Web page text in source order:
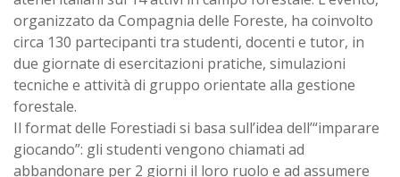
organizzato da Compagnia delle Foreste, ha coinvolto
circa 130 partecipanti tra studenti, docenti e tutor, in
due giornate di esercitazioni pratiche, simulazioni
tecniche e attività di gruppo orientate alla gestione
forestale.
Il format delle Forestiadi si basa sull’idea dell’“imparare
giocando”: gli studenti vengono chiamati ad
abbandonare per 2 giorni il loro ruolo e ad assumere